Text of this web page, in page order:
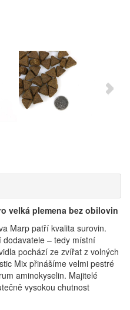
velká plemena bez obilovin
Marp patří kvalita surovin.
dodavatele – tedy místní
pochází ze zvířat z volných
Mix přinášíme velmi pestré
aminokyselin. Majitelé
vysokou chutnost